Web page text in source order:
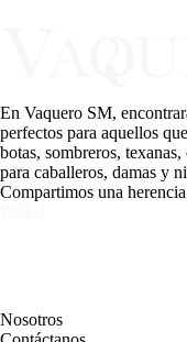
En Vaquero SM,
perfectos para aquellos
botas, sombreros,
para caballeros, damas y
Compartimos una
Nosotros